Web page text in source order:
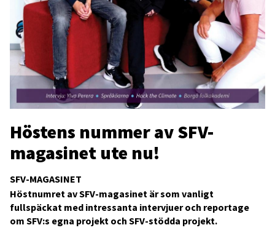
SFV-MAGASINET
Höstens nummer av SFV-
magasinet ute nu!
Höstnumret av SFV-magasinet är som vanligt
fullspäckat med intressanta intervjuer och reportage
om SFV:s egna projekt och SFV-stödda projekt.